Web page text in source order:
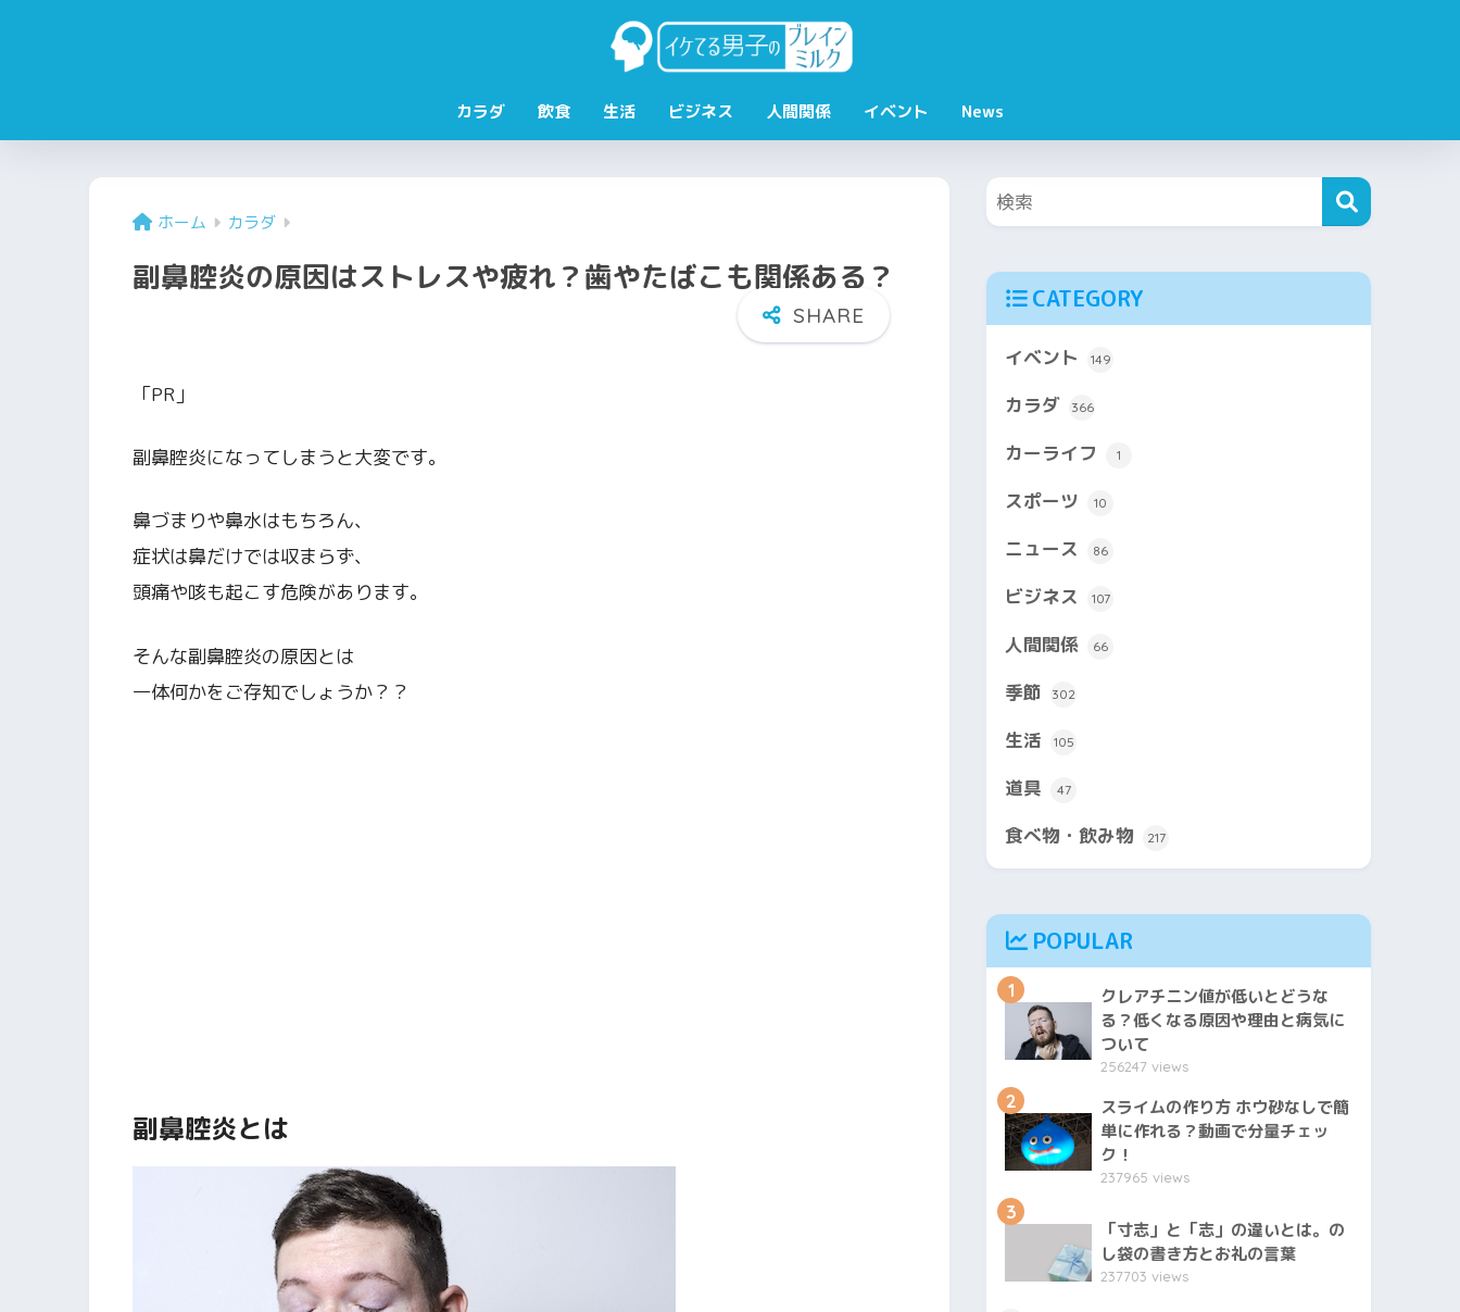
カラダ 飲食 生活 ビジネス 人間関係 イベント News
ホーム カラダ
副鼻腔炎の原因はストレスや疲れ？歯やたばこも関係ある？
「PR」
副鼻腔炎になってしまうと大変です。
鼻づまりや鼻水はもちろん、
症状は鼻だけでは収まらず、
頭痛や咳も起こす危険があります。
そんな副鼻腔炎の原因とは
一体何かをご存知でしょうか？？
副鼻腔炎とは
CATEGORY
イベント 149
カラダ 366
カーライフ 1
スポーツ 10
ニュース 86
ビジネス 107
人間関係 66
季節 302
生活 105
道具 47
食べ物・飲み物 217
POPULAR
1
クレアチニン値が低いとどうな
る？低くなる原因や理由と病気に
ついて
256247 views
2
スライムの作り方 ホウ砂なしで簡
単に作れる？動画で分量チェッ
ク！
237965 views
3
「寸志」と「志」の違いとは。の
し袋の書き方とお礼の言葉
237703 views